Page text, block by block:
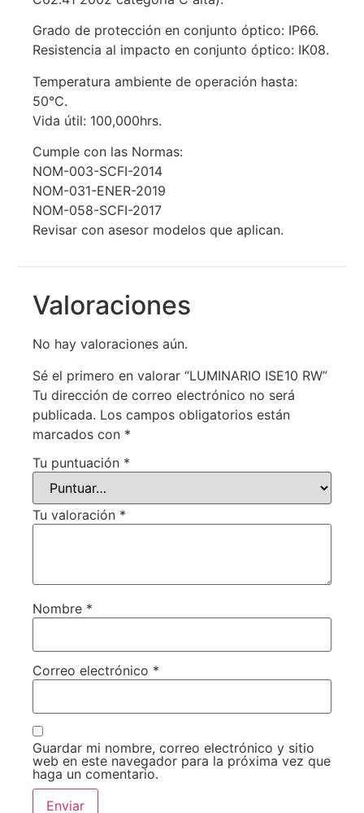
Grado de protección en conjunto óptico: IP66.​
Resistencia al impacto en conjunto óptico: IK08.​
Temperatura ambiente de operación hasta:
50°C.​
Vida útil: 100,000hrs.
Cumple con las Normas:​
NOM-003-SCFI-2014 ​
NOM-031-ENER-2019 ​
NOM-058-SCFI-2017
Revisar con asesor modelos que aplican.
Valoraciones
No hay valoraciones aún.
Sé el primero en valorar “LUMINARIO ISE10 RW”
Tu dirección de correo electrónico no será
publicada. Los campos obligatorios están
marcados con *
Tu puntuación *
Tu valoración *
Nombre *
Correo electrónico *
Guardar mi nombre, correo electrónico y sitio
web en este navegador para la próxima vez que
haga un comentario.